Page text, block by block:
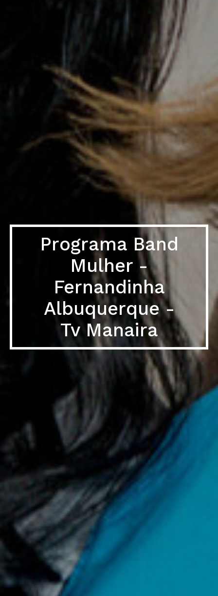
Programa Band
Mulher -
Fernandinha
Albuquerque -
Tv Manaira